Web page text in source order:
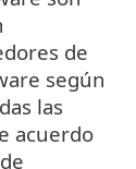
de
según
las
acuerdo